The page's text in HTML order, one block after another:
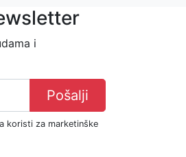
i
Pošalji
koristi za marketinške